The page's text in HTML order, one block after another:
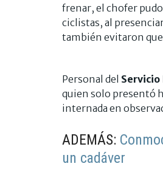
frenar, el chofer
ciclistas, al
también evitaron que
Personal del
quien solo presentó
internada en
ADEMÁS:
un cadáver